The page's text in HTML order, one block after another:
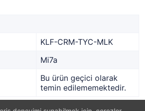
KLF-CRM-TYC-MLK
Mi7a
Bu ürün geçici olarak
temin edilememektedir.